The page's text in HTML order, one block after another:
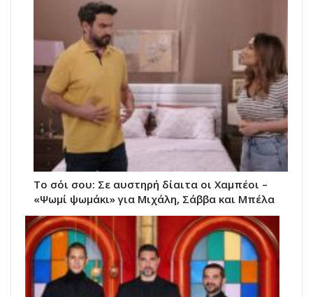
Το σόι σου: Σε αυστηρή δίαιτα οι Χαμπέοι –
«Ψωμί ψωμάκι» για Μιχάλη, Σάββα και Μπέλα